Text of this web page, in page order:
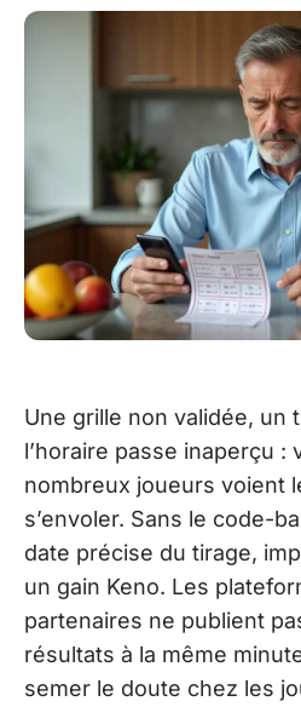
Une grille non validée, un
l’horaire passe inaperçu :
nombreux joueurs voient
s’envoler. Sans le code-
date précise du tirage,
un gain Keno. Les
partenaires ne publient
résultats à la même
semer le doute chez les